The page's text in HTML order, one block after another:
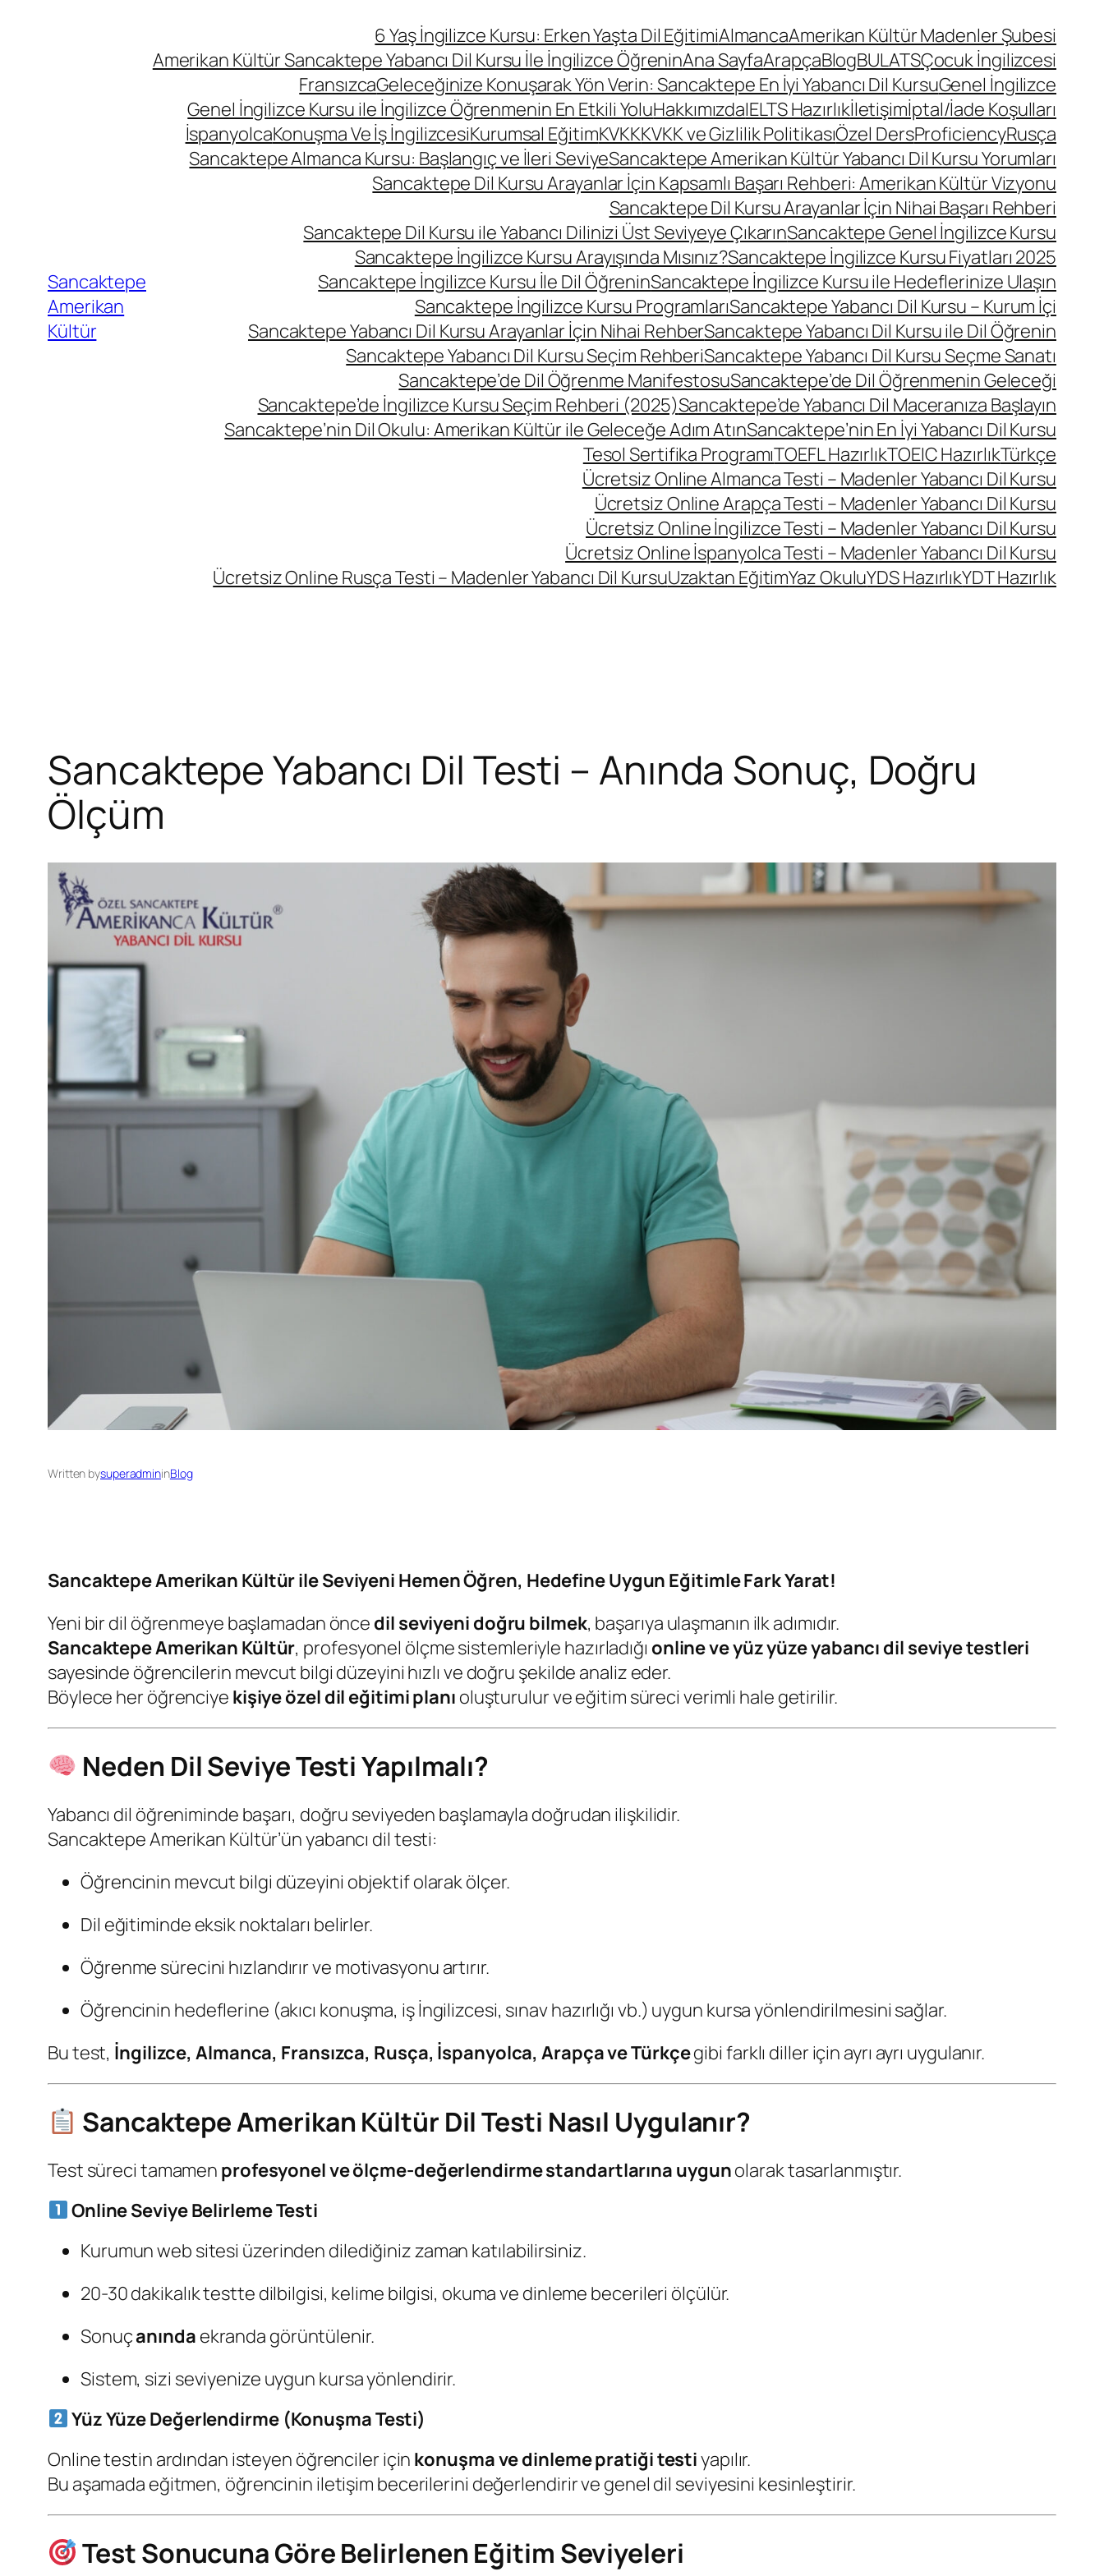
Sancaktepe
Amerikan
Kültür
6 Yaş İngilizce Kursu: Erken Yaşta Dil EğitimiAlmancaAmerikan Kültür Madenler Şubesi
Amerikan Kültür Sancaktepe Yabancı Dil Kursu İle İngilizce ÖğreninAna SayfaArapçaBlogBULATSÇocuk İngilizcesi
FransızcaGeleceğinize Konuşarak Yön Verin: Sancaktepe En İyi Yabancı Dil KursuGenel İngilizce
Genel İngilizce Kursu ile İngilizce Öğrenmenin En Etkili YoluHakkımızdaIELTS Hazırlıkİletişimİptal/İade Koşulları
İspanyolcaKonuşma Ve İş İngilizcesiKurumsal EğitimKVKKKVKK ve Gizlilik PolitikasıÖzel DersProficiencyRusça
Sancaktepe Almanca Kursu: Başlangıç ve İleri SeviyeSancaktepe Amerikan Kültür Yabancı Dil Kursu Yorumları
Sancaktepe Dil Kursu Arayanlar İçin Kapsamlı Başarı Rehberi: Amerikan Kültür Vizyonu
Sancaktepe Dil Kursu Arayanlar İçin Nihai Başarı Rehberi
Sancaktepe Dil Kursu ile Yabancı Dilinizi Üst Seviyeye ÇıkarınSancaktepe Genel İngilizce Kursu
Sancaktepe İngilizce Kursu Arayışında Mısınız?Sancaktepe İngilizce Kursu Fiyatları 2025
Sancaktepe İngilizce Kursu İle Dil ÖğreninSancaktepe İngilizce Kursu ile Hedeflerinize Ulaşın
Sancaktepe İngilizce Kursu ProgramlarıSancaktepe Yabancı Dil Kursu – Kurum İçi
Sancaktepe Yabancı Dil Kursu Arayanlar İçin Nihai RehberSancaktepe Yabancı Dil Kursu ile Dil Öğrenin
Sancaktepe Yabancı Dil Kursu Seçim RehberiSancaktepe Yabancı Dil Kursu Seçme Sanatı
Sancaktepe’de Dil Öğrenme ManifestosuSancaktepe’de Dil Öğrenmenin Geleceği
Sancaktepe’de İngilizce Kursu Seçim Rehberi (2025)Sancaktepe’de Yabancı Dil Maceranıza Başlayın
Sancaktepe’nin Dil Okulu: Amerikan Kültür ile Geleceğe Adım AtınSancaktepe’nin En İyi Yabancı Dil Kursu
Tesol Sertifika ProgramıTOEFL HazırlıkTOEIC HazırlıkTürkçe
Ücretsiz Online Almanca Testi – Madenler Yabancı Dil Kursu
Ücretsiz Online Arapça Testi – Madenler Yabancı Dil Kursu
Ücretsiz Online İngilizce Testi – Madenler Yabancı Dil Kursu
Ücretsiz Online İspanyolca Testi – Madenler Yabancı Dil Kursu
Ücretsiz Online Rusça Testi – Madenler Yabancı Dil KursuUzaktan EğitimYaz OkuluYDS HazırlıkYDT Hazırlık
Sancaktepe Yabancı Dil Testi – Anında Sonuç, Doğru
Ölçüm
Written bysuperadmininBlog
Sancaktepe Amerikan Kültür ile Seviyeni Hemen Öğren, Hedefine Uygun Eğitimle Fark Yarat!
Yeni bir dil öğrenmeye başlamadan önce dil seviyeni doğru bilmek, başarıya ulaşmanın ilk adımıdır.
Sancaktepe Amerikan Kültür, profesyonel ölçme sistemleriyle hazırladığı online ve yüz yüze yabancı dil seviye testleri
sayesinde öğrencilerin mevcut bilgi düzeyini hızlı ve doğru şekilde analiz eder.
Böylece her öğrenciye kişiye özel dil eğitimi planı oluşturulur ve eğitim süreci verimli hale getirilir.
Neden Dil Seviye Testi Yapılmalı?
Yabancı dil öğreniminde başarı, doğru seviyeden başlamayla doğrudan ilişkilidir.
Sancaktepe Amerikan Kültür’ün yabancı dil testi:
Öğrencinin mevcut bilgi düzeyini objektif olarak ölçer.
Dil eğitiminde eksik noktaları belirler.
Öğrenme sürecini hızlandırır ve motivasyonu artırır.
Öğrencinin hedeflerine (akıcı konuşma, iş İngilizcesi, sınav hazırlığı vb.) uygun kursa yönlendirilmesini sağlar.
Bu test, İngilizce, Almanca, Fransızca, Rusça, İspanyolca, Arapça ve Türkçegibi farklı diller için ayrı ayrı uygulanır.
Sancaktepe Amerikan Kültür Dil Testi Nasıl Uygulanır?
Test süreci tamamen profesyonel ve ölçme-değerlendirme standartlarına uygunolarak tasarlanmıştır.
Online Seviye Belirleme Testi
Kurumun web sitesi üzerinden dilediğiniz zaman katılabilirsiniz.
20-30 dakikalık testte dilbilgisi, kelime bilgisi, okuma ve dinleme becerileri ölçülür.
Sonuçanında ekranda görüntülenir.
Sistem, sizi seviyenize uygun kursa yönlendirir.
Yüz Yüze Değerlendirme (Konuşma Testi)
Online testin ardından isteyen öğrenciler için konuşma ve dinleme pratiği testiyapılır.
Bu aşamada eğitmen, öğrencinin iletişim becerilerini değerlendirir ve genel dil seviyesini kesinleştirir.
Test Sonucuna Göre Belirlenen Eğitim Seviyeleri